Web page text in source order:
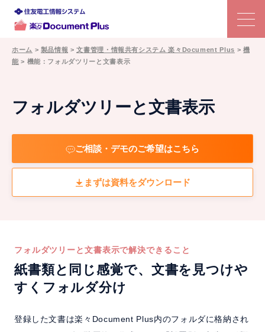
特長
文書管理システムの選び方
機能
利用シーン
よくある質問
ホーム > 製品情報 >文書管理・情報共有システム 楽々Document Plus > 機
能 > 機能：フォルダツリーと文書表示
フォルダツリーと文書表示
ご相談・デモのご希望はこちら
まずは資料をダウンロード
フォルダツリーと文書表示で解決できること
紙書類と同じ感覚で、文書を見つけや
すくフォルダ分け
登録した文書は楽々Document Plus内のフォルダに格納され